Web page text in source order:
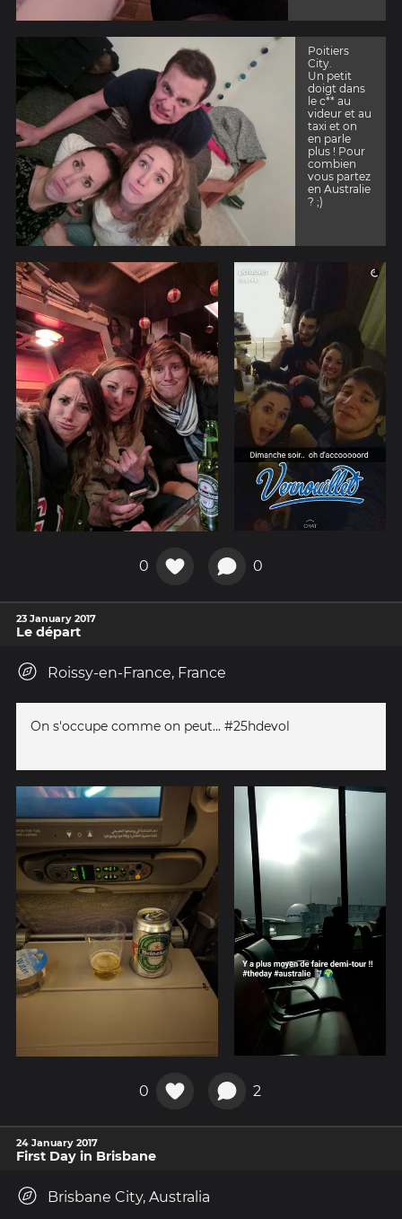
Poitiers
City.
Un petit
doigt dans
le c** au
videur et au
taxi et on
en parle
plus ! Pour
combien
vous partez
en Australie
? ;)
0 0
23 January 2017
Le départ
Roissy-en-France, France
On s'occupe comme on peut... #25hdevol
0 2
24 January 2017
First Day in Brisbane
Brisbane City, Australia